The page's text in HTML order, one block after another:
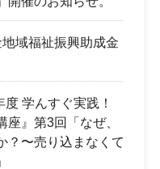
域福祉振興助成金
学んすぐ実践！
座』第3回「なぜ、
？〜売り込まなくて